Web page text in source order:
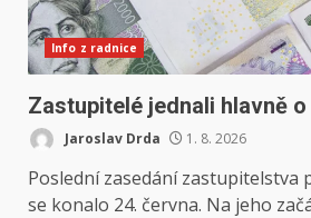
Info z radnice
Zastupitelé jednali hlavně
Jaroslav Drda 1. 8. 2026
Poslední zasedání zastupitelstva
se konalo 24. června. Na jeho